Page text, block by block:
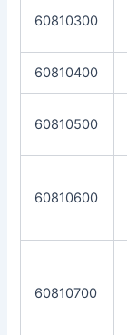
60810300
60810400
60810500
60810600
60810700